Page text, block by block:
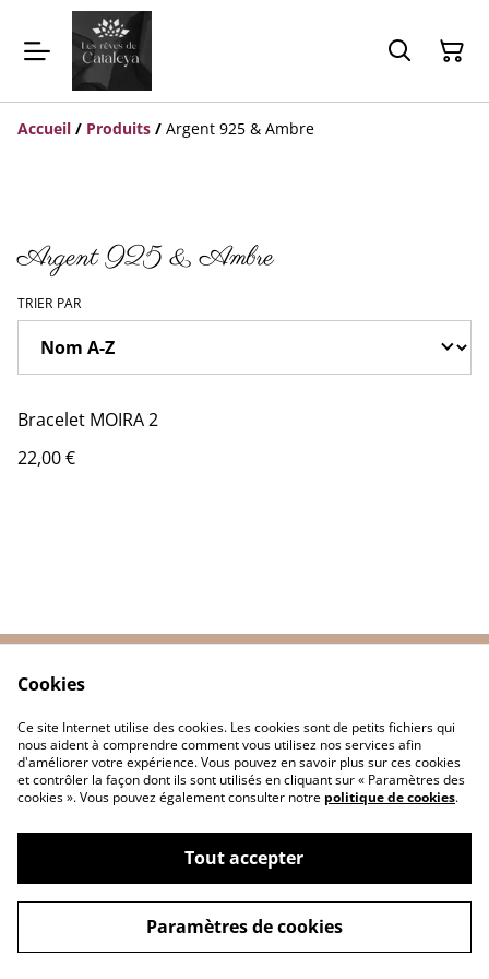
Accueil / Produits / Argent 925 & Ambre
Argent 925 & Ambre
TRIER PAR
Bracelet MOIRA 2
22,00 €
Politique de
confidentialité
Politique de cookies
©2026Les Reves De Cataleya
powered by
Cookies
Ce site Internet utilise des cookies. Les cookies sont de petits fichiers qui
nous aident à comprendre comment vous utilisez nos services afin
d'améliorer votre expérience. Vous pouvez en savoir plus sur ces cookies
et contrôler la façon dont ils sont utilisés en cliquant sur « Paramètres des
cookies ». Vous pouvez également consulter notre politique de cookies.
Tout accepter
Paramètres de cookies